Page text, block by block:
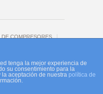
DE COMPRESORES
tenga la mejor experiencia de
su consentimiento para la
aceptación de nuestra política de